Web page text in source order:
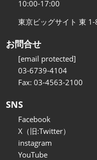
10:00-17:00
東京ビッグサイト 東
お問合せ
[email protected]
03-6739-4104
Fax: 03-4563-2100
SNS
Facebook
X（旧:Twitter）
instagram
YouTube